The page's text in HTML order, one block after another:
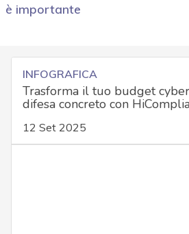
è importante
INFOGRAFICA
Trasforma il tuo budget
difesa concreto con
12 Set 2025